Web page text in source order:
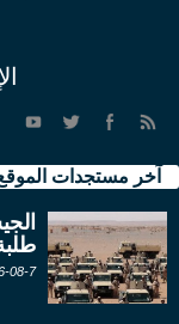
آخر مستجدات
2026-08-7